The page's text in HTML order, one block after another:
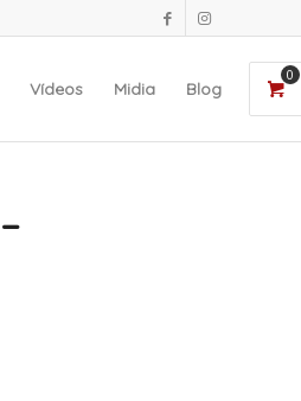
0
Vídeos Midia Blog